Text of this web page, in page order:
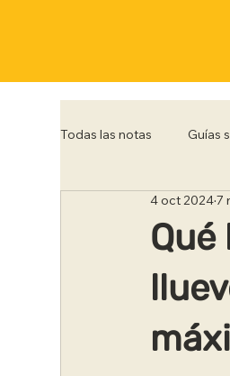
Todas las notas Guías
Punta
Tucumán
Qué
4 oct 2024 7